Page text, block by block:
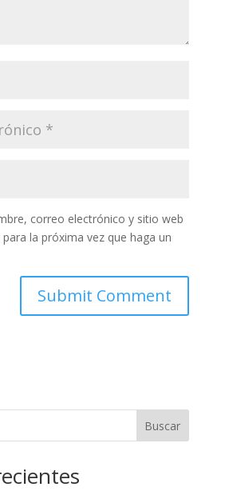
correo electrónico y sitio web
la próxima vez que haga un
Buscar